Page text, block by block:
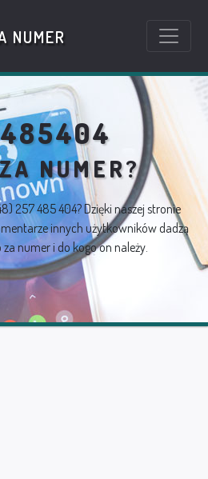
NUMER
NUMER?
257 485 404? Dzięki naszej stronie
innych użytkowników dadzą
numer i do kogo on należy.